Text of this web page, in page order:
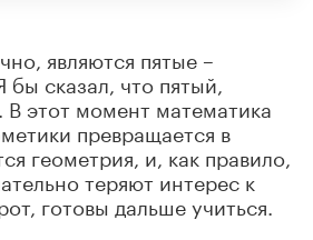
являются пятые –
бы сказал, что пятый,
этот момент математика
превращается в
геометрия, и, как правило,
теряют интерес к
готовы дальше учиться.